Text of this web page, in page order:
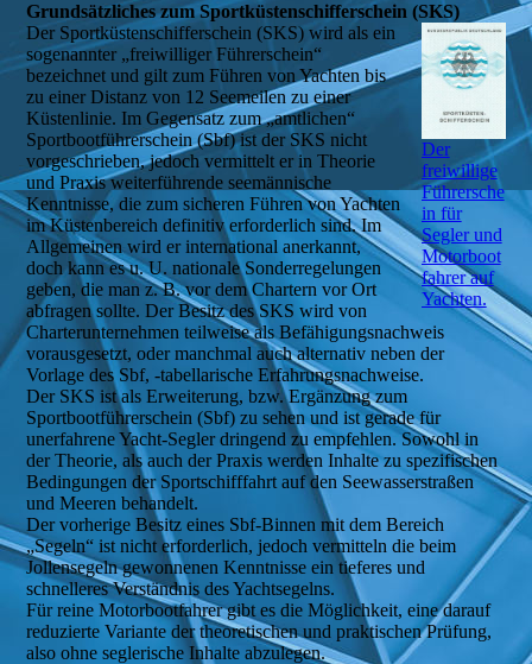
Grundsätzliches zum Sportküstenschifferschein (SKS)
Der
freiwillige
Führersche
in für
Segler und
Motorboot
fahrer auf
Yachten.
Der Sportküstenschifferschein (SKS) wird als ein
sogenannter „freiwilliger Führerschein“
bezeichnet und gilt zum Führen von Yachten bis
zu einer Distanz von 12 Seemeilen zu einer
Küstenlinie. Im Gegensatz zum „amtlichen“
Sportbootführerschein (Sbf) ist der SKS nicht
vorgeschrieben, jedoch vermittelt er in Theorie
und Praxis weiterführende seemännische
Kenntnisse, die zum sicheren Führen von Yachten
im Küstenbereich definitiv erforderlich sind. Im
Allgemeinen wird er international anerkannt,
doch kann es u. U. nationale Sonderregelungen
geben, die man z. B. vor dem Chartern vor Ort
abfragen sollte. Der Besitz des SKS wird von
Charterunternehmen teilweise als Befähigungsnachweis
vorausgesetzt, oder manchmal auch alternativ neben der
Vorlage des Sbf, -tabellarische Erfahrungsnachweise.
Der SKS ist als Erweiterung, bzw. Ergänzung zum
Sportbootführerschein (Sbf) zu sehen und ist gerade für
unerfahrene Yacht-Segler dringend zu empfehlen. Sowohl in
der Theorie, als auch der Praxis werden Inhalte zu spezifischen
Bedingungen der Sportschifffahrt auf den Seewasserstraßen
und Meeren behandelt.
Der vorherige Besitz eines Sbf-Binnen mit dem Bereich
„Segeln“ ist nicht erforderlich, jedoch vermitteln die beim
Jollensegeln gewonnenen Kenntnisse ein tieferes und
schnelleres Verständnis des Yachtsegelns.
Für reine Motorbootfahrer gibt es die Möglichkeit, eine darauf
reduzierte Variante der theoretischen und praktischen Prüfung,
also ohne seglerische Inhalte abzulegen.